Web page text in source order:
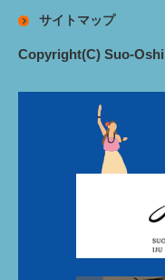
サイトマップ
Copyright(C) Suo-